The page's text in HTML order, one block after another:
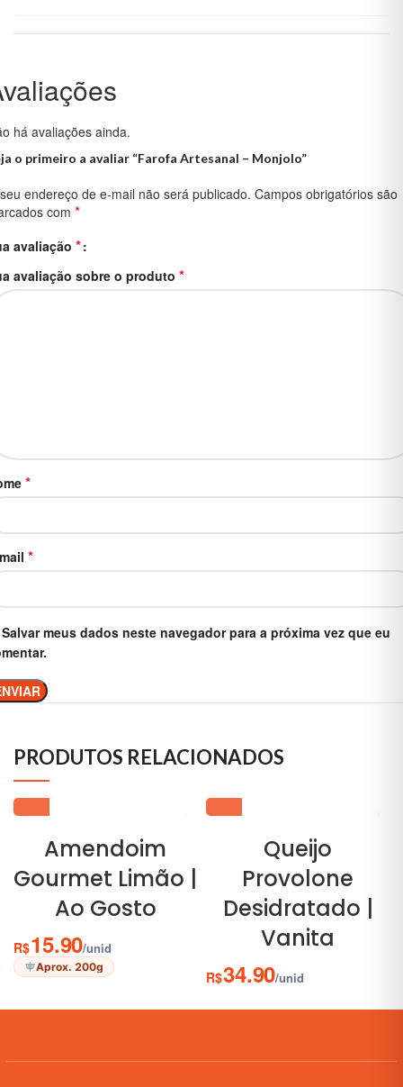
há avaliações ainda.
o primeiro a avaliar “Farofa Artesanal – Monjolo”
endereço de e-mail não será publicado. Campos obrigatórios são
com *
avaliação *
avaliação sobre o produto *
*
*
Salvar meus dados neste navegador para a próxima vez que eu
PRODUTOS RELACIONADOS
Amendoim
Gourmet Limão |
Ao Gosto
R$15.90/unid
Aprox. 200g
Queijo
Provolone
Desidratado |
Vanita
R$34.90/unid